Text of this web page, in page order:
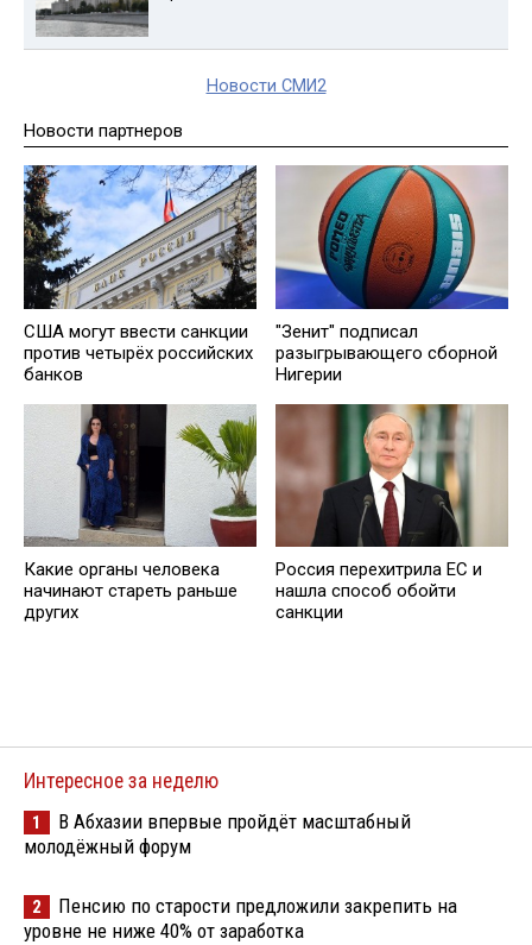
Новости СМИ2
Новости партнеров
США могут ввести санкции
против четырёх российских
банков
"Зенит" подписал
разыгрывающего сборной
Нигерии
Какие органы человека
начинают стареть раньше
других
Россия перехитрила EC и
нашла способ обойти
санкции
Интересное за неделю
1
В Абхазии впервые пройдёт масштабный
молодёжный форум
2
Пенсию по старости предложили закрепить на
уровне не ниже 40% от заработка